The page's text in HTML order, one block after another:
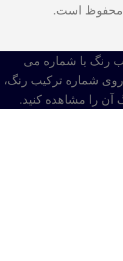
محفوظ است.
رنگ با شماره می
روی شماره ترکیب رنگ،
را مشاهده کنید.